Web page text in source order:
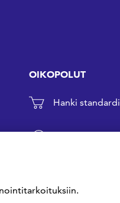
OIKOPOLUT
Hanki standardi